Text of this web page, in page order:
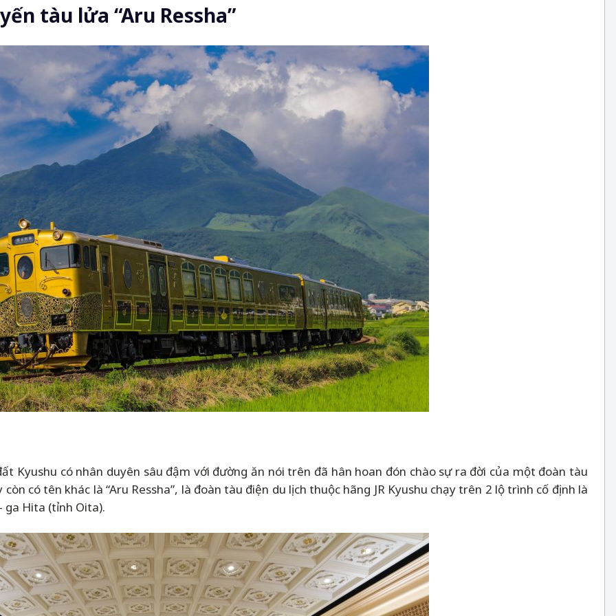
tàu lửa “Aru Ressha”
Kyushu có nhân duyên sâu đậm với đường ăn nói trên đã hân hoan đón chào sự ra đời của một đoàn tàu
có tên khác là “Aru Ressha”, là đoàn tàu điện du lịch thuộc hãng JR Kyushu chạy trên 2 lộ trình cố định là
ga Hita (tỉnh Oita).